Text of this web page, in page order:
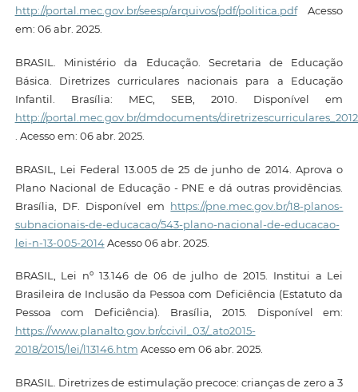
http://portal.mec.gov.br/seesp/arquivos/pdf/politica.pdfAcesso
em: 06 abr. 2025.
BRASIL. Ministério da Educação. Secretaria de Educação
Básica. Diretrizes curriculares nacionais para a Educação
Infantil. Brasília: MEC, SEB, 2010. Disponível em
http://portal.mec.gov.br/dmdocuments/
. Acesso em: 06 abr. 2025.
BRASIL, Lei Federal 13.005 de 25 de junho de 2014. Aprova o
Plano Nacional de Educação - PNE e dá outras providências.
Brasília, DF. Disponível em https://pne.mec.gov.br/18-planos-
subnacionais-de-educacao/543-plano-nacional-de-educacao-
lei-n-13-005-2014Acesso 06 abr. 2025.
BRASIL, Lei nº 13.146 de 06 de julho de 2015. Institui a Lei
Brasileira de Inclusão da Pessoa com Deficiência (Estatuto da
Pessoa com Deficiência). Brasília, 2015. Disponível em:
https://www.planalto.gov.br/ccivil_03/_ato2015-
2018/2015/lei/l13146.htm Acesso em 06 abr. 2025.
BRASIL. Diretrizes de estimulação precoce: crianças de zero a 3